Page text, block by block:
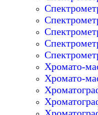
Хромато-
Хромато-